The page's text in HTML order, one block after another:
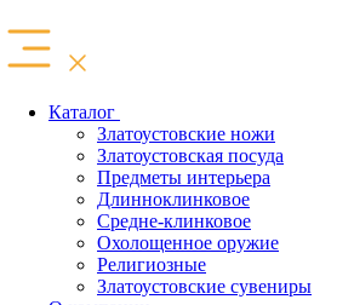
Каталог
Златоустовские ножи
Златоустовская посуда
Предметы интерьера
Длинноклинковое
Средне-клинковое
Охолощенное оружие
Религиозные
Златоустовские сувениры